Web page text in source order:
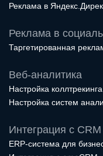
Реклама в
Реклама в
Таргетированная
Веб-аналитика
Настройка коллтрекинга
Настройка систем
Интеграция с CRM
ERP-система для